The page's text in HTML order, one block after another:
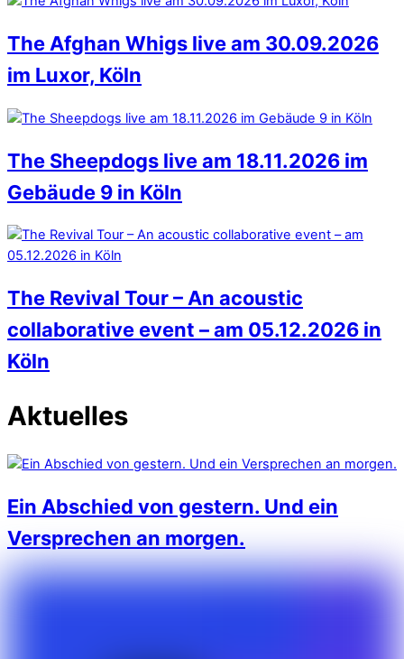
The Afghan Whigs live am 30.09.2026
im Luxor, Köln
The Sheepdogs live am 18.11.2026 im
Gebäude 9 in Köln
The Revival Tour – An acoustic
collaborative event – am 05.12.2026 in
Köln
Aktuelles
Ein Abschied von gestern. Und ein
Versprechen an morgen.